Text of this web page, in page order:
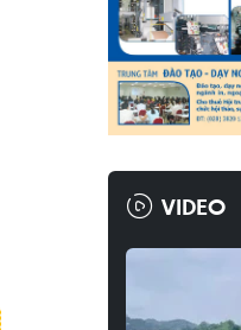
VIDEO